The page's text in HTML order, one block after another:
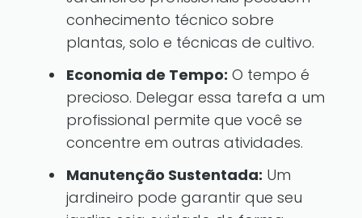
conhecimento técnico sobre
plantas, solo e técnicas de cultivo.
Economia de Tempo: O tempo é
precioso. Delegar essa tarefa a um
profissional permite que você se
concentre em outras atividades.
Manutenção Sustentada: Um
jardineiro pode garantir que seu